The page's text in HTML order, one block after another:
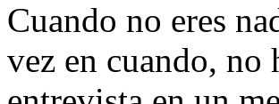
Cuando no eres
vez en cuando, no